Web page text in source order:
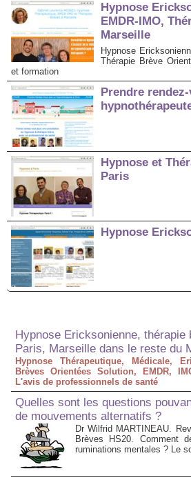
Hypnose
EMDR-IMO,
Marseille
Hypnose
Thérapie Brève
et formation
Prendre
Hypnose et
Paris
Hypnose
Hypnose Ericksonienne, thérapie
Paris, Marseille dans le reste du
Hypnose Thérapeutique, Médicale,
Brèves Orientées Solution, EMDR,
L'avis de professionnels de santé
Quelles sont les questions
de mouvements alternatifs ?
Dr Wilfrid MARTINEAU.
Brèves HS20. Comment
ruminations mentales ? Le